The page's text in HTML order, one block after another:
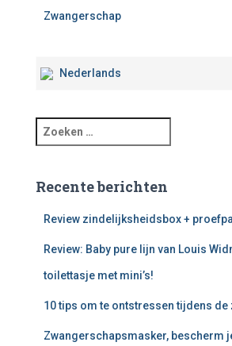
Zwangerschap
Nederlands
Recente berichten
Review zindelijksheidsbox +
Review: Baby pure lijn van Louis
toilettasje met mini’s!
10 tips om te ontstressen tijdens de
Zwangerschapsmasker, bescherm